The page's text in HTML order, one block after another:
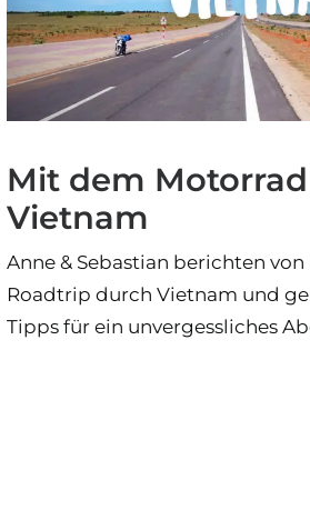
Mit dem
Vietnam
Anne & Sebastian berichten
Roadtrip durch Vietnam und
Tipps für ein unvergessliches